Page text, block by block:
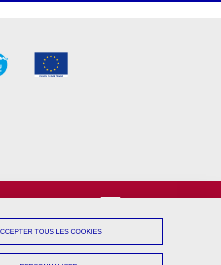
YouTube
LinkedInTOUS LES COOKIES